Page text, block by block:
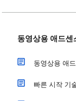
동영상용 애드센
동영상용 애
빠른 시작 기